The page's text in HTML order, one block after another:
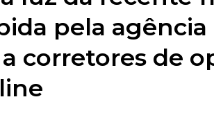
pela agência
corretores de